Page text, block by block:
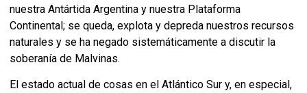
nuestra Antártida Argentina y nuestra Plataforma
Continental; se queda, explota y depreda nuestros recursos
naturales y se ha negado sistemáticamente a discutir la
soberanía de Malvinas.
El estado actual de cosas en el Atlántico Sur y, en especial,